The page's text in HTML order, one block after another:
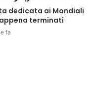
dedicata ai Mondiali
terminati
fa